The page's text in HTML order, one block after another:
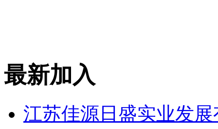
最新加入
江苏佳源日盛实业发